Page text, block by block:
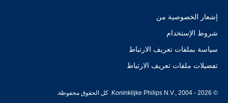
إشعار الخصوصية من
شروط الإستخدام
سياسة بملفات تعريف الارتباط
تفضيلات ملفات تعريف الارتباط
© Koninklijke Philips N.V., 2004 - 2026. كل الحقوق محفوظة.